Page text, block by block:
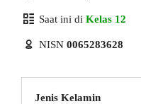
Saat ini di Kelas 12
NISN 0065283628
Jenis Kelamin